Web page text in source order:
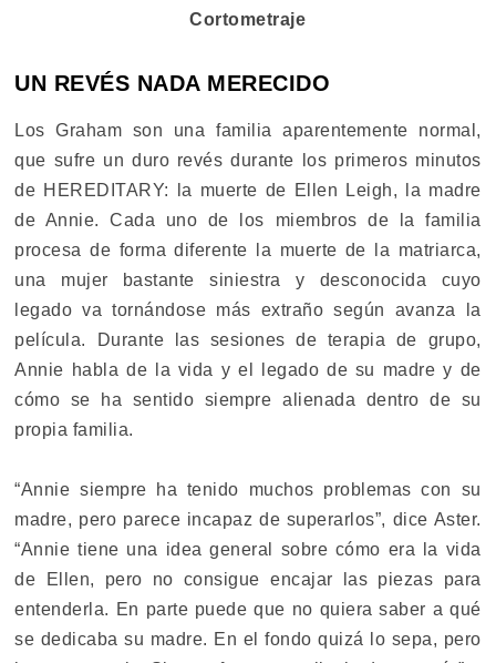
Cortometraje
UN REVÉS NADA MERECIDO
Los Graham son una familia aparentemente normal,
que sufre un duro revés durante los primeros minutos
de HEREDITARY: la muerte de Ellen Leigh, la madre
de Annie. Cada uno de los miembros de la familia
procesa de forma diferente la muerte de la matriarca,
una mujer bastante siniestra y desconocida cuyo
legado va tornándose más extraño según avanza la
película. Durante las sesiones de terapia de grupo,
Annie habla de la vida y el legado de su madre y de
cómo se ha sentido siempre alienada dentro de su
propia familia.
“Annie siempre ha tenido muchos problemas con su
madre, pero parece incapaz de superarlos”, dice Aster.
“Annie tiene una idea general sobre cómo era la vida
de Ellen, pero no consigue encajar las piezas para
entenderla. En parte puede que no quiera saber a qué
se dedicaba su madre. En el fondo quizá lo sepa, pero